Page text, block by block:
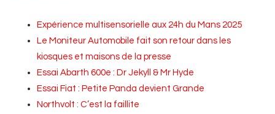
Expérience multisensorielle aux 24h du Mans 2025
Le Moniteur Automobile fait son retour dans les
kiosques et maisons de la presse
Essai Abarth 600e : Dr Jekyll & Mr Hyde
Essai Fiat : Petite Panda devient Grande
Northvolt : C’est la faillite